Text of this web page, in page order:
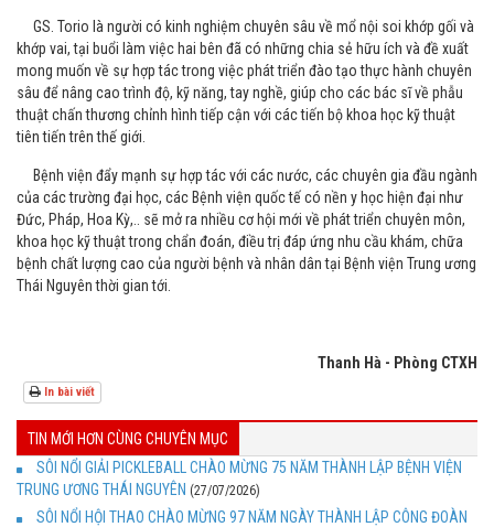
GS. Torio là người có kinh nghiệm chuyên sâu về mổ nội soi khớp gối và
khớp vai, tại buổi làm việc hai bên đã có những chia sẻ hữu ích và đề xuất
mong muốn về sự hợp tác trong việc phát triển đào tạo thực hành chuyên
sâu để nâng cao trình độ, kỹ năng, tay nghề, giúp cho các bác sĩ về phẫu
thuật chấn thương chỉnh hình tiếp cận với các tiến bộ khoa học kỹ thuật
tiên tiến trên thế giới.
Bệnh viện đẩy mạnh sự hợp tác với các nước, các chuyên gia đầu ngành
của các trường đại học, các Bệnh viện quốc tế có nền y học hiện đại như
Đức, Pháp, Hoa Kỳ,.. sẽ mở ra nhiều cơ hội mới về phát triển chuyên môn,
khoa học kỹ thuật trong chẩn đoán, điều trị đáp ứng nhu cầu khám, chữa
bệnh chất lượng cao của người bệnh và nhân dân tại Bệnh viện Trung ương
Thái Nguyên thời gian tới.
Thanh Hà - Phòng CTXH
In bài viết
TIN MỚI HƠN CÙNG CHUYÊN MỤC
SÔI NỔI GIẢI PICKLEBALL CHÀO MỪNG 75 NĂM THÀNH LẬP BỆNH VIỆN
TRUNG ƯƠNG THÁI NGUYÊN (27/07/2026)
SÔI NỔI HỘI THAO CHÀO MỪNG 97 NĂM NGÀY THÀNH LẬP CÔNG ĐOÀN